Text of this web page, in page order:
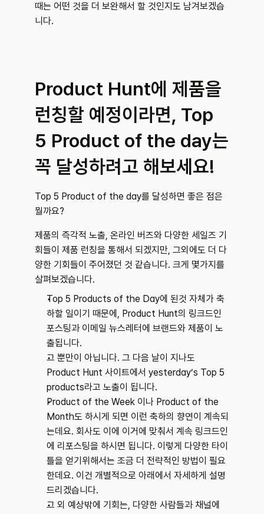
때는 어떤 것을 더 보완해서 할 것인지도 남겨보겠습
니다.
Product Hunt에 제품을
런칭할 예정이라면, Top
5 Product of the day는
꼭 달성하려고 해보세요!
Top 5 Product of the day를 달성하면 좋은 점은
뭘까요?
제품의 즉각적 노출, 온라인 버즈와 다양한 세일즈 기
회들이 제품 런칭을 통해서 되겠지만, 그외에도 더 다
양한 기회들이 주어졌던 것 같습니다. 크게 몇가지를
살펴보겠습니다.
Top 5 Products of the Day에 된것 자체가 축
하할 일이기 때문에, Product Hunt의 링크드인
포스팅과 이메일 뉴스레터에 브랜드와 제품이 노
출됩니다.
그 뿐만이 아닙니다. 그 다음 날이 지나도
Product Hunt 사이트에서 yesterday’s Top 5
products라고 노출이 됩니다.
Product of the Week 이나 Product of the
Month도 하시게 되면 이런 축하의 향연이 계속되
는데요. 회사도 이에 이거에 맞춰서 계속 링크드인
에 리포스팅을 하시면 됩니다. 이렇게 다양한 타이
틀을 얻기위해서는 조금 더 전략적인 방법이 필요
한데요. 이건 개별적으로 아래에서 자세하게 설명
드리겠습니다.
그 외 예상밖에 기회는, 다양한 사람들과 채널에